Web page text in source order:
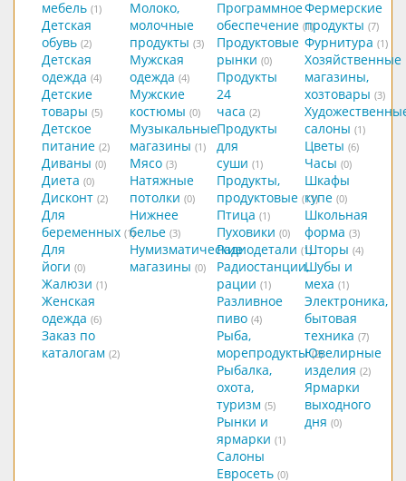
мебель (1)
Детская
обувь (2)
Детская
одежда (4)
Детские
товары (5)
Детское
питание (2)
Диваны (0)
Диета (0)
Дисконт (2)
Для
беременных (1)
Для
йоги (0)
Жалюзи (1)
Женская
одежда (6)
Заказ по
каталогам (2)
Молоко,
молочные
продукты (3)
Мужская
одежда (4)
Мужские
костюмы (0)
Музыкальные
магазины (1)
Мясо (3)
Натяжные
потолки (0)
Нижнее
белье (3)
Нумизматические
магазины (0)
Программное
обеспечение (1)
Продуктовые
рынки (0)
Продукты
24
часа (2)
Продукты
для
суши (1)
Продукты,
продуктовые (11)
Птица (1)
Пуховики (0)
Радиодетали (1)
Радиостанции,
рации (1)
Разливное
пиво (4)
Рыба,
морепродукты (2)
Рыбалка,
охота,
туризм (5)
Рынки и
ярмарки (1)
Салоны
Евросеть (0)
Фермерские
продукты (7)
Фурнитура (1)
Хозяйственные
магазины,
хозтовары (3)
салоны (1)
Цветы (6)
Часы (0)
Шкафы
купе (0)
Школьная
форма (3)
Шторы (4)
Шубы и
меха (1)
Электроника,
бытовая
техника (7)
Ювелирные
изделия (2)
Ярмарки
выходного
дня (0)